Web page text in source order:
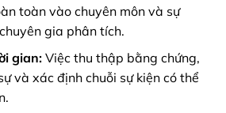
toàn vào chuyên môn và sự
gia phân tích.
gian:Việc thu thập bằng chứng,
và xác định chuỗi sự kiện có thể